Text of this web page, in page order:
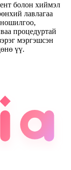
болон хиймэл
лавлагаа
процедуртай
мэргэшсэн
үү.